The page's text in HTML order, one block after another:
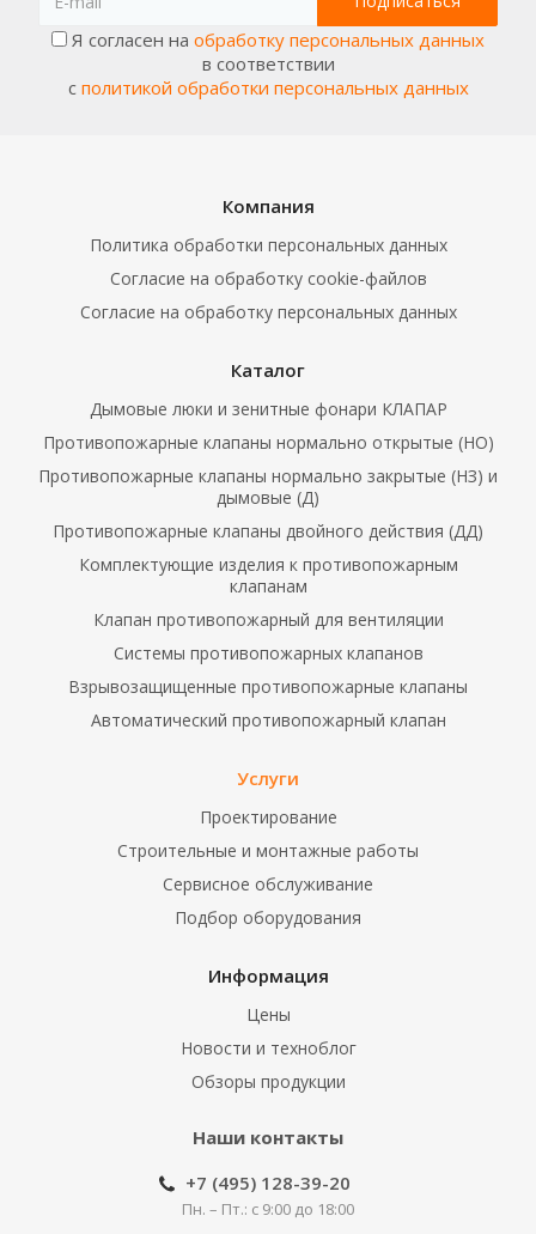
Я согласен на обработку персональных данных
в соответствии
с политикой обработки персональных данных
Компания
Политика обработки персональных данных
Согласие на обработку cookie-файлов
Согласие на обработку персональных данных
Каталог
Дымовые люки и зенитные фонари КЛАПАР
Противопожарные клапаны нормально открытые (НО)
Противопожарные клапаны нормально закрытые (НЗ) и
дымовые (Д)
Противопожарные клапаны двойного действия (ДД)
Комплектующие изделия к противопожарным
клапанам
Клапан противопожарный для вентиляции
Системы противопожарных клапанов
Взрывозащищенные противопожарные клапаны
Автоматический противопожарный клапан
Услуги
Проектирование
Строительные и монтажные работы
Сервисное обслуживание
Подбор оборудования
Информация
Цены
Новости и техноблог
Обзоры продукции
Наши контакты
+7 (495) 128-39-20
Пн. – Пт.: с 9:00 до 18:00